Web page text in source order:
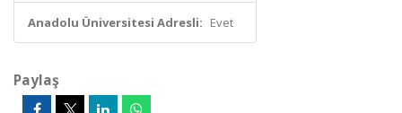
Anadolu Üniversitesi Adresli: Evet
Paylaş